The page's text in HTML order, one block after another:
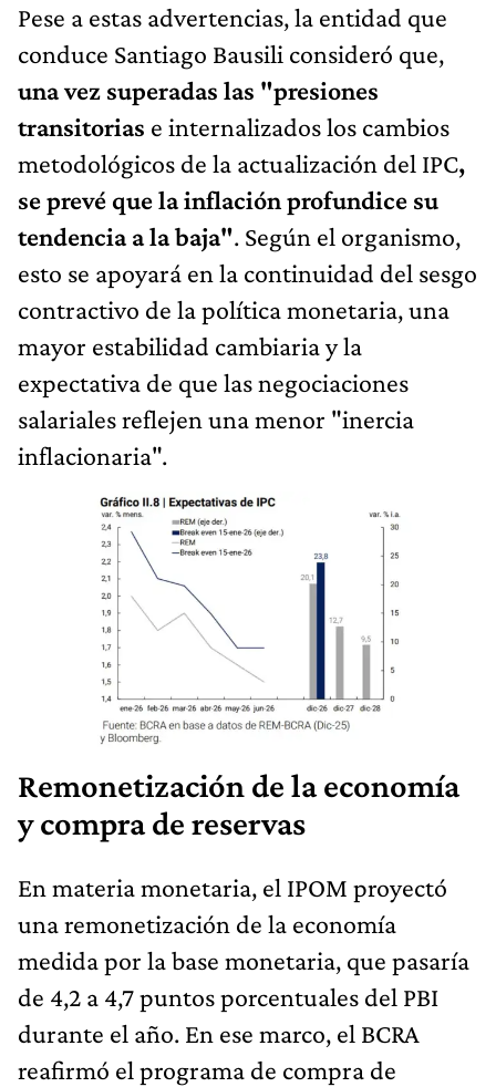
Pese a estas advertencias, la entidad que
conduce Santiago Bausili consideró que,
una vez superadas las "presiones
transitorias e internalizados los cambios
metodológicos de la actualización del IPC,
se prevé que la inflación profundice su
tendencia a la baja". Según el organismo,
esto se apoyará en la continuidad del sesgo
contractivo de la política monetaria, una
mayor estabilidad cambiaria y la
expectativa de que las negociaciones
salariales reflejen una menor "inercia
inflacionaria".
Remonetización de la economía
y compra de reservas
En materia monetaria, el IPOM proyectó
una remonetización de la economía
medida por la base monetaria, que pasaría
de 4,2 a 4,7 puntos porcentuales del PBI
durante el año. En ese marco, el BCRA
reafirmó el programa de compra de